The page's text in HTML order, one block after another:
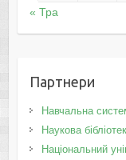
« Тра
Партнери
Навчальна
Наукова
Національний